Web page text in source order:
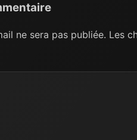
ne sera pas publiée. Les